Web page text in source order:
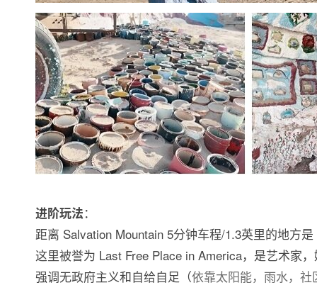
进阶玩法：
距离 Salvation Mountain 5分钟车程/1.3英里的地方
这里被誉为 Last Free Place in America，是艺术家
强调无政府主义和自给自足（依靠太阳能，雨水，社